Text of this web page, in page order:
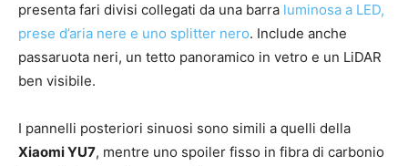
presenta fari divisi collegati da una barra luminosa a LED,
prese d’aria nere e uno splitter nero. Include anche
passaruota neri, un tetto panoramico in vetro e un LiDAR
ben visibile.
I pannelli posteriori sinuosi sono simili a quelli della
Xiaomi YU7, mentre uno spoiler fisso in fibra di carbonio